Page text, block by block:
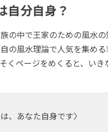
自分自身？
の中で王家のための風水
の風水理論で人気を集め
くページをめくると、い
、あなた自身です〉